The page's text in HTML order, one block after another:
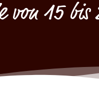
von 15 bis